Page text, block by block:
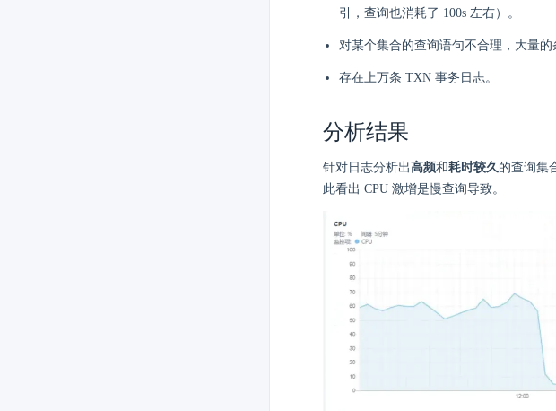
引，查询也消耗了 100s 左右）。
对某个集合的查询语句不合理，大量的
存在上万条 TXN 事务日志。
分析结果
针对日志分析出高频和耗时较久的查询集
此看出 CPU 激增是慢查询导致。